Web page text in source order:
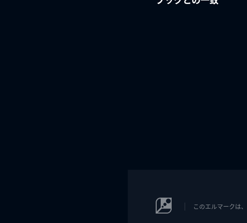
このエルマークは